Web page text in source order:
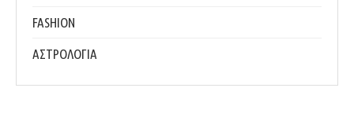
FASHION
ΑΣΤΡΟΛΟΓΙΑ